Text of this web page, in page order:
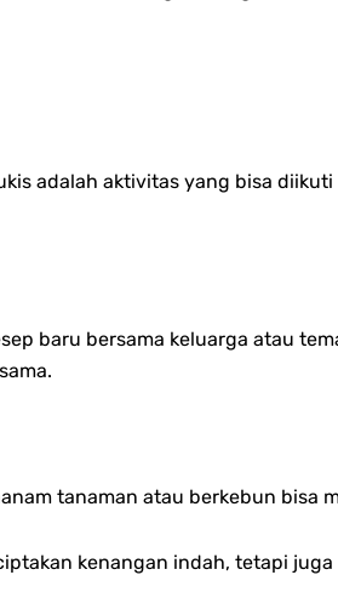
adalah aktivitas yang bisa
baru bersama keluarga atau
tanaman atau berkebun bisa
kenangan indah, tetapi